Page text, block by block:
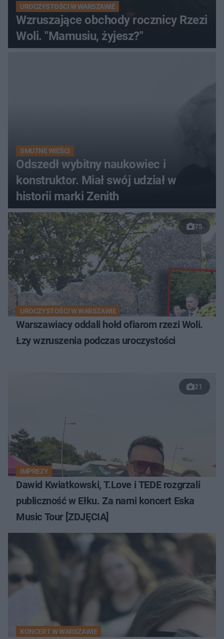
UROCZYSTOŚCI W WARSZAWIE
Wzruszające obchody rocznicy Rzezi
Woli. "Mamusiu, żyjesz?"
SMUTNE WIEŚCI
Odszedł wybitny naukowiec i
konstruktor. Miał swój udział w
historii marki Zenith
75
UROCZYSTOŚCI W WARSZAWIE
Warszawiacy oddali hołd ofiarom rzezi Woli.
Łzy wzruszenia podczas uroczystości
21
IMPREZY
Dawid Kwiatkowski, T.Love i TEDE rozgrzali
publiczność w Ełku. Za nami koncert Eska
Music Tour [ZDJĘCIA]
KONCERT W WARSZAWIE